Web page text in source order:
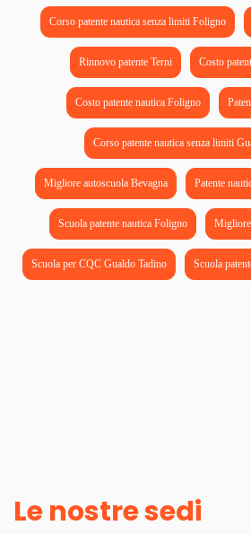
Corso patente nautica senza limiti Foligno
Rinnovo patente Terni Costo
Costo patente nautica Foligno
Corso patente nautica senza limiti
Migliore autoscuola Bevagna Patente
Scuola patente nautica Foligno
Scuola per CQC Gualdo Tadino Scuola
Le nostre sedi